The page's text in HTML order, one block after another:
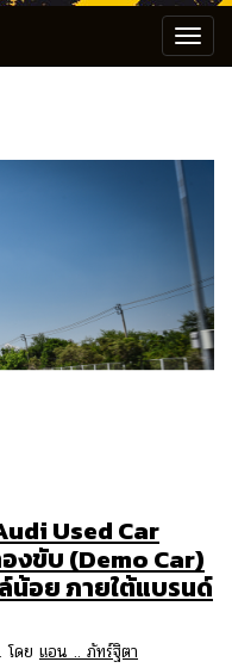
Used Car
งขับ (Demo Car)
น้อย ภายใต้แบรนด์
โดย แอน .. ภัทร์ฐิตา